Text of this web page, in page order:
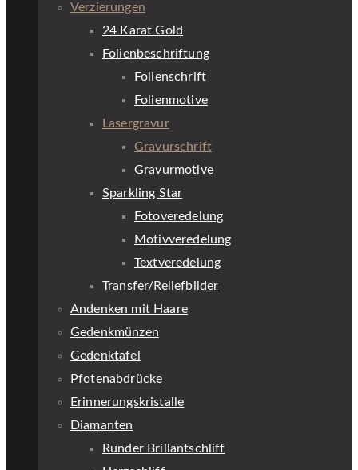
Verzierungen
24 Karat Gold
Folienbeschriftung
Folienschrift
Folienmotive
Lasergravur
Gravurschrift
Gravurmotive
Sparkling Star
Fotoveredelung
Motivveredelung
Textveredelung
Transfer/Reliefbilder
Andenken mit Haare
Gedenkmünzen
Gedenktafel
Pfotenabdrücke
Erinnerungskristalle
Diamanten
Runder Brillantschliff